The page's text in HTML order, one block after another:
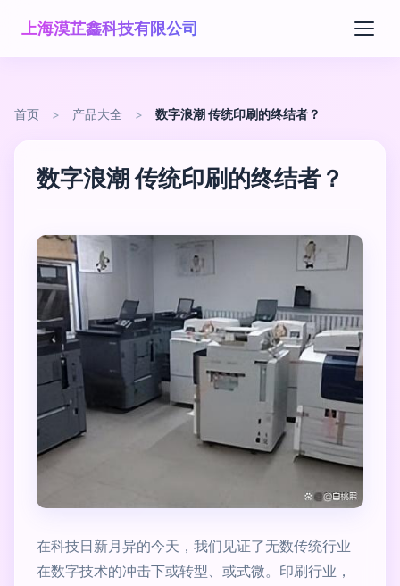
上海漠芷鑫科技有限公司
首页 > 产品大全 > 数字浪潮 传统印刷的终结者？
数字浪潮 传统印刷的终结者？
在科技日新月异的今天，我们见证了无数传统行业
在数字技术的冲击下或转型、或式微。印刷行业，